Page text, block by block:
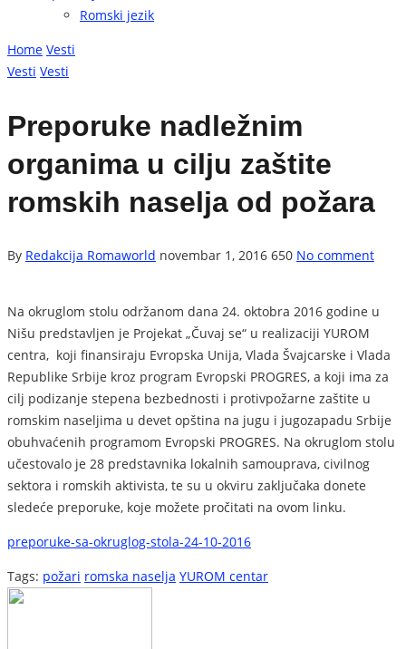
Romski jezik
Home Vesti
Vesti Vesti
Preporuke nadležnim
organima u cilju zaštite
romskih naselja od požara
By Redakcija Romaworld novembar 1, 2016 650 No comment
Na okruglom stolu održanom dana 24. oktobra 2016 godine u
Nišu predstavljen je Projekat „Čuvaj se“ u realizaciji YUROM
centra, koji finansiraju Evropska Unija, Vlada Švajcarske i Vlada
Republike Srbije kroz program Evropski PROGRES, a koji ima za
cilj podizanje stepena bezbednosti i protivpožarne zaštite u
romskim naseljima u devet opština na jugu i jugozapadu Srbije
obuhvaćenih programom Evropski PROGRES. Na okruglom stolu
učestovalo je 28 predstavnika lokalnih samouprava, civilnog
sektora i romskih aktivista, te su u okviru zaključaka donete
sledeće preporuke, koje možete pročitati na ovom linku.
preporuke-sa-okruglog-stola-24-10-2016
Tags: požari romska naselja YUROM centar